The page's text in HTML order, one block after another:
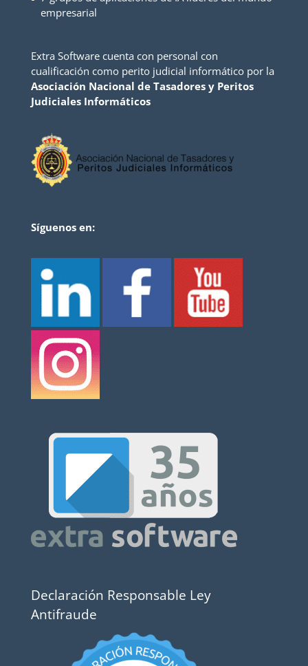
empresarial
Extra Software cuenta con personal con
cualificación como perito judicial informático por la
Asociación Nacional de Tasadores y Peritos
Judiciales Informáticos
Síguenos en:
Declaración Responsable Ley
Antifraude